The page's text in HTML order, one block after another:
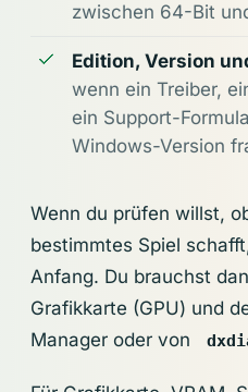
zwischen 64-Bit
Edition, Version
wenn ein Treiber,
ein Support-
Windows-Version
Wenn du prüfen willst,
bestimmtes Spiel
Anfang. Du brauchst
Grafikkarte (GPU) und
Manager oder von